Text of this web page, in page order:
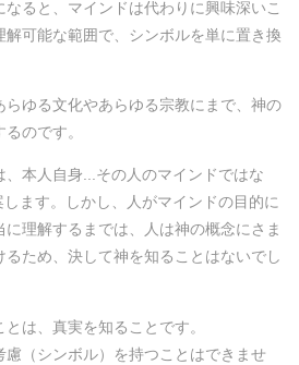
ると、マインドは代わりに興味深いこ
解可能な範囲で、シンボルを単に置き換
らゆる文化やあらゆる宗教にまで、神の
のです。
本人自身...その人のマインドではな
ます。しかし、人がマインドの目的に
理解するまでは、人は神の概念にさま
るため、決して神を知ることはないでし
は、真実を知ることです。
慮（シンボル）を持つことはできませ